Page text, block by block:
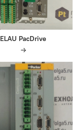
ELAU PacDrive